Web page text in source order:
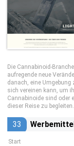
Die Cannabinoid-
aufregende neue
danach, eine
sich vereinen kann, um
Cannabinoide sind oder
dieser Reise zu begleiten.
33
Start